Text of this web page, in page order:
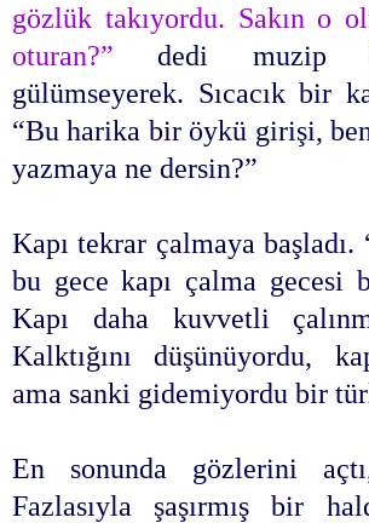
gözlük takıyordu. Sakın o
oturan?” dedi muzip
gülümseyerek. Sıcacık bir
“Bu harika bir öykü girişi,
yazmaya ne dersin?”
Kapı tekrar çalmaya
bu gece kapı çalma gecesi
Kapı daha kuvvetli
Kalktığını düşünüyordu,
ama sanki gidemiyordu bir
En sonunda gözlerini
Fazlasıyla şaşırmış bir